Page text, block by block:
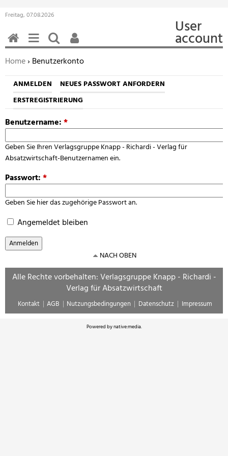
Freitag, 07.08.2026
User
account
Sie befinden sich hier:
Home› Benutzerkonto
ANMELDEN
NEUES PASSWORT ANFORDERN
ERSTREGISTRIERUNG
Benutzername:*
Geben Sie Ihren Verlagsgruppe Knapp - Richardi - Verlag für
Absatzwirtschaft-Benutzernamen ein.
Passwort:*
Geben Sie hier das zugehörige Passwort an.
Angemeldet bleiben
HOMEMENÜSUCHEN
BENUTZERFUNKTIONEN
NACH OBEN
Alle Rechte vorbehalten: Verlagsgruppe Knapp - Richardi -
Verlag für Absatzwirtschaft
Kontakt AGB Nutzungsbedingungen Datenschutz Impressum
Powered bynative:media.